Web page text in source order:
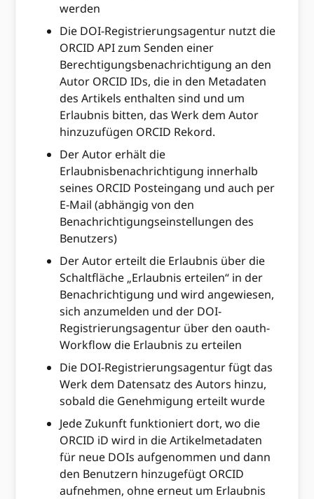
werden
Die DOI-Registrierungsagentur nutzt die
ORCID API zum Senden einer
Berechtigungsbenachrichtigung an den
Autor ORCID IDs, die in den Metadaten
des Artikels enthalten sind und um
Erlaubnis bitten, das Werk dem Autor
hinzuzufügen ORCID Rekord.
Der Autor erhält die
Erlaubnisbenachrichtigung innerhalb
seines ORCID Posteingang und auch per
E-Mail (abhängig von den
Benachrichtigungseinstellungen des
Benutzers)
Der Autor erteilt die Erlaubnis über die
Schaltfläche „Erlaubnis erteilen“ in der
Benachrichtigung und wird angewiesen,
sich anzumelden und der DOI-
Registrierungsagentur über den oauth-
Workflow die Erlaubnis zu erteilen
Die DOI-Registrierungsagentur fügt das
Werk dem Datensatz des Autors hinzu,
sobald die Genehmigung erteilt wurde
Jede Zukunft funktioniert dort, wo die
ORCID iD wird in die Artikelmetadaten
für neue DOIs aufgenommen und dann
den Benutzern hinzugefügt ORCID
aufnehmen, ohne erneut um Erlaubnis